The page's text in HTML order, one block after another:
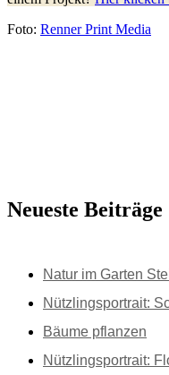
Foto: Renner Print Media
Neueste Beiträge
Natur im Garten
Nützlingsportrait:
Bäume pflanzen
Nützlingsportrait: